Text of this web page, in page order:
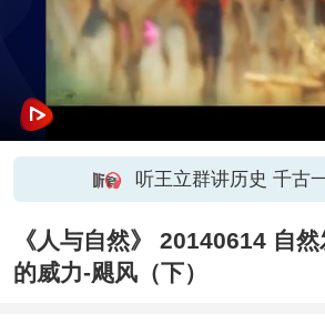
听王立群讲历史 千古
《人与自然》 20140614 自
的威力-飓风（下）